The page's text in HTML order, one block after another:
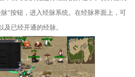
”按钮，进入经脉系统。在经脉界面上，可
及已经开通的经脉。